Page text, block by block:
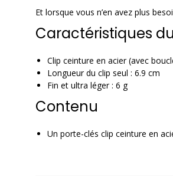
Et lorsque vous n’en avez plus
Caractéristiques
Clip ceinture en acier (avec
Longueur du clip seul : 6.9 cm
Fin et ultra léger : 6 g
Contenu
Un porte-clés clip ceinture en